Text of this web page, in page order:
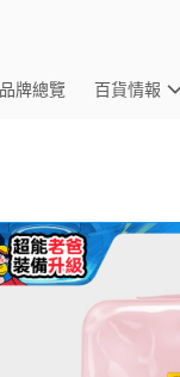
品牌總覽 百貨情報